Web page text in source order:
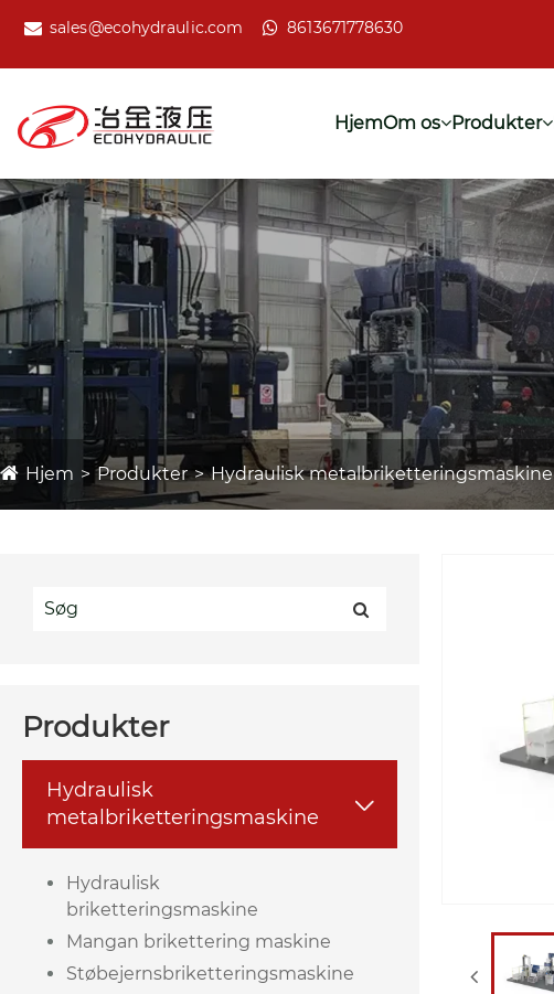
sales@ecohydraulic.com 8613671778630
HjemOm os Produkter
Hjem Produkter Hydraulisk metalbriketteringsmaskine
Produkter
Hydraulisk
metalbriketteringsmaskine

Hydraulisk
briketteringsmaskine
Mangan brikettering maskine
Støbejernsbriketteringsmaskine